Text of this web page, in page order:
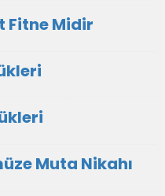
Fitne Midir
Muta Nikahı